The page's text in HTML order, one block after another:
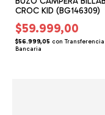
CROC KID (BG146309)
$59.999,00
$56.999,05 con Transferencia
Bancaria